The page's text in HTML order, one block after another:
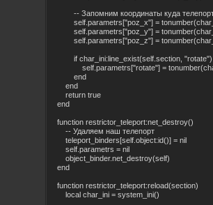
-- Запомним координаты куда
self.parametrs["poz_x"] =
self.parametrs["poz_y"] =
self.parametrs["poz_z"] =
if char_ini:line_exist(self.section, "rotate")
self.parametrs["rotate"] =
end
end
return true
end
function restrictor_teleport:net_destroy()
-- Удаляем наш телепорт
teleport_binders[self.object:id()] = nil
self.parametrs = nil
object_binder.net_destroy(self)
end
function restrictor_teleport:reload(section)
local char_ini = system_ini()